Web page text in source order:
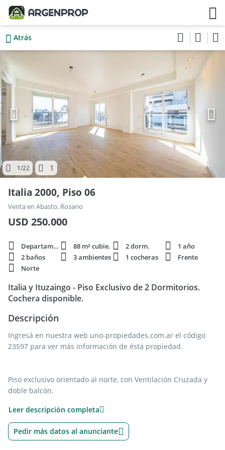
Atrás
1/22 1
Italia 2000, Piso 06
Venta en Abasto, Rosario
USD 250.000
Departamento 88 m² cubie. 2 dorm.
1 año
2 baños
3 ambientes 1 cocheras
Frente
Norte
Italia y Ituzaingo - Piso Exclusivo de 2 Dormitorios.
Cochera disponible.
Descripción
Ingresá en nuestra web uno-propiedades.com.ar el código
23597 para ver más información de ésta propiedad.
Piso exclusivo orientado al norte, con Ventilación Cruzada y
doble balcón.
baño de recepción. La cocina, totalmente equipada, se
encuentra separada, cuenta con comedor diario, conexión
para lavarropas y salida a un balcón terraza por calle Italia.
Leer descripción completa
Pedir más datos al anunciante